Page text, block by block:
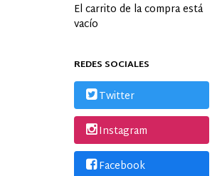
El carrito de la compra está
vacío
REDES SOCIALES
Twitter
Instagram
Facebook